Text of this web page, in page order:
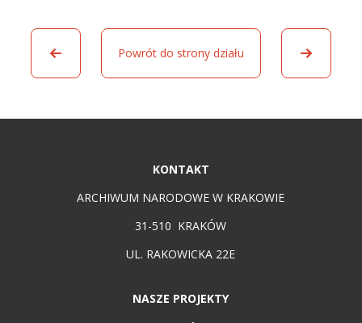
Powrót do strony działu
KONTAKT
ARCHIWUM NARODOWE W KRAKOWIE
31-510 KRAKÓW
UL. RAKOWICKA 22E
NASZE PROJEKTY